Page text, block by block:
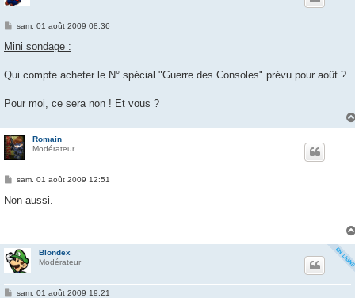
M
s
s
g
sam. 01 août 2009 08:36
Mini sondage :
Qui compte acheter le N° spécial "Guerre des Consoles" prévu pour août ?
Pour moi, ce sera non ! Et vous ?
Romain
Modérateur
M
s
sam. 01 août 2009 12:51
Non aussi.
Blondex
Modérateur
Msam. 01 août 2009 19:21